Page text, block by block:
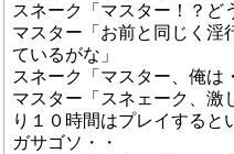
スネーク「マスター！？ど
マスター「お前と同じく淫
ているがな」
スネーク「マスター、俺は
マスター「スネェーク、激
り１０時間はプレイすると
ガサゴソ・・